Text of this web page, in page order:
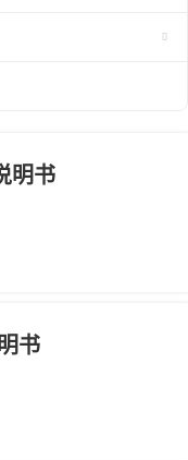
明书
书